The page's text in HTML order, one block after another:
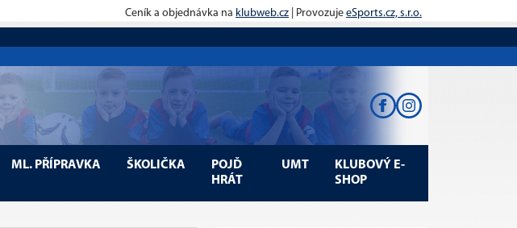
Ceník a objednávka na klubweb.cz | Provozuje eSports.cz, s.r.o.
ML. PŘÍPRAVKA ŠKOLIČKA
POJĎ
HRÁT
UMT
KLUBOVÝ E-
SHOP